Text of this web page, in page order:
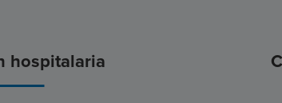
hospitalaria